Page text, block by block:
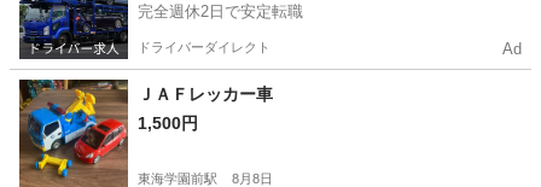
完全週休2日で安定転職
ドライバーダイレクト Ad
ＪＡＦレッカー車
1,500円
東海学園前駅 8月8日